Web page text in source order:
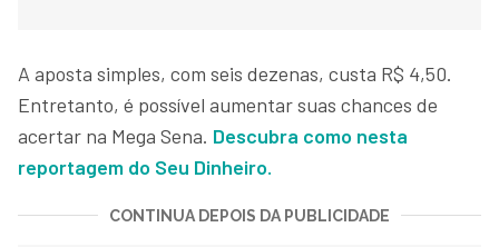
A aposta simples, com seis dezenas, custa R$ 4,50.
Entretanto, é possível aumentar suas chances de
acertar na Mega Sena. Descubra como nesta
reportagem do Seu Dinheiro.
CONTINUA DEPOIS DA PUBLICIDADE